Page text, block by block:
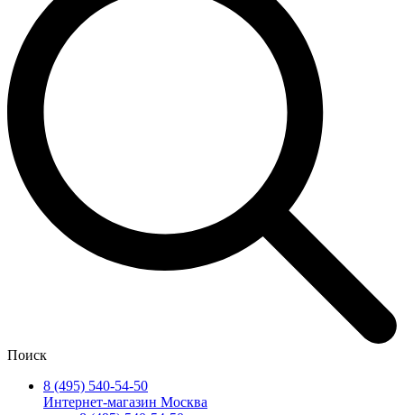
Поиск
8 (495) 540-54-50
Интернет-магазин Москва